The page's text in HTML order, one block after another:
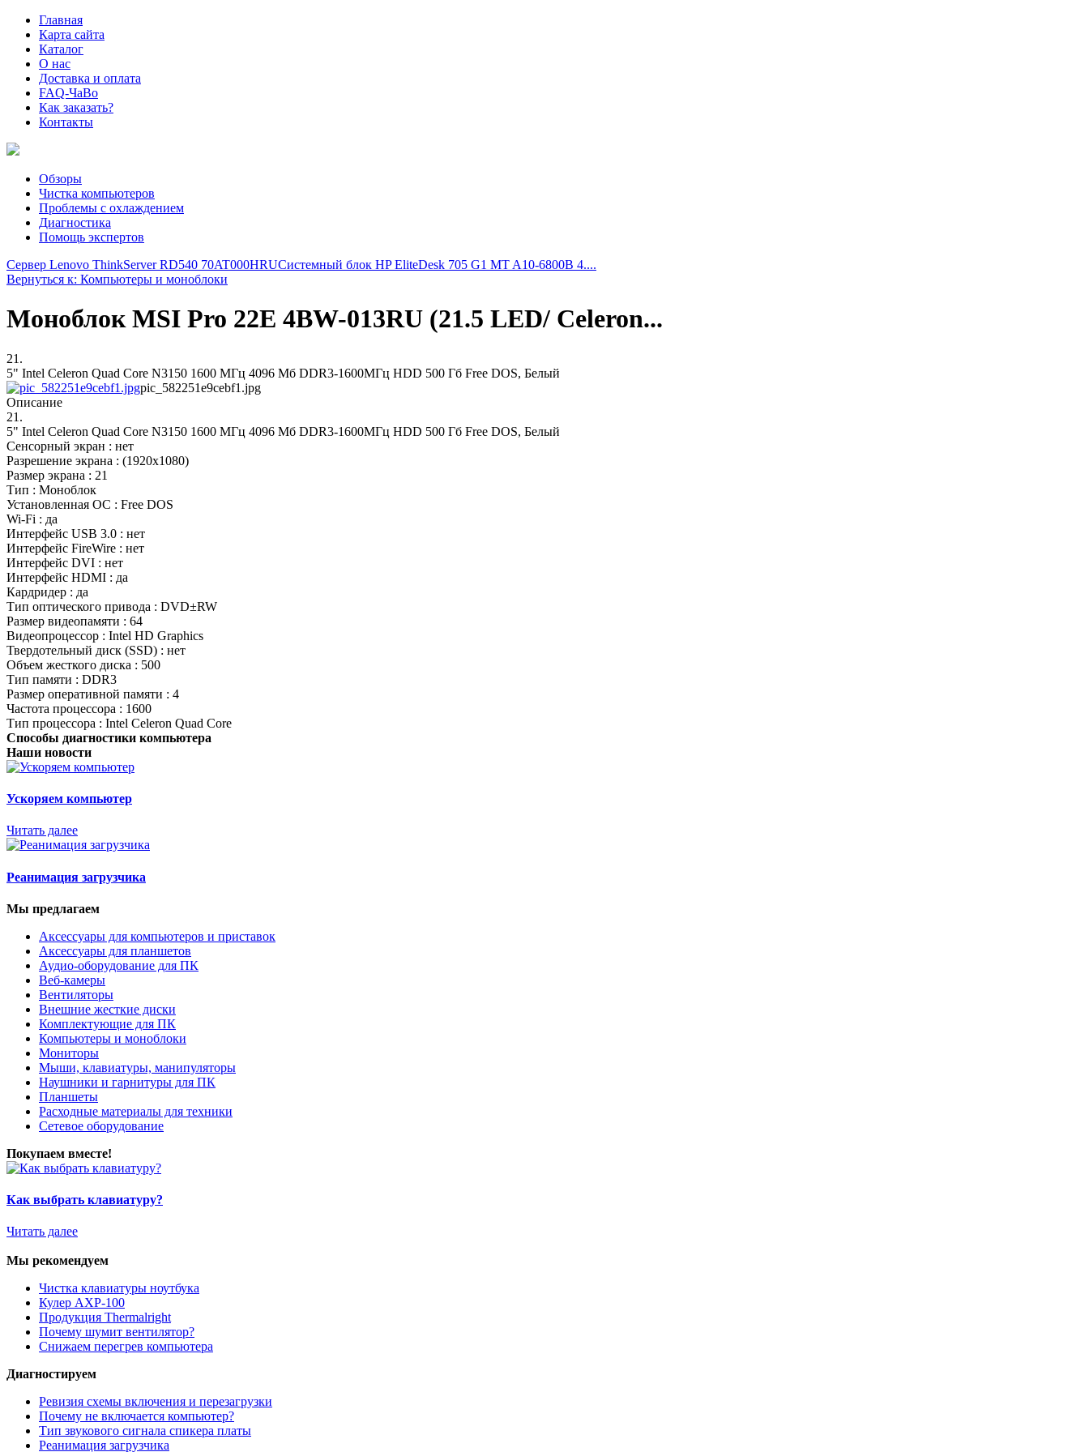
Главная
Карта сайта
Каталог
О нас
Доставка и оплата
FAQ-ЧаВо
Как заказать?
Контакты
Обзоры
Чистка компьютеров
Проблемы с охлаждением
Диагностика
Помощь экспертов
Сервер Lenovo ThinkServer RD540 70AT000HRUСистемный блок HP EliteDesk 705 G1 MT A10-6800B 4....
Вернуться к: Компьютеры и моноблоки
Моноблок MSI Pro 22E 4BW-013RU (21.5 LED/ Celeron...
21.
5" Intel Celeron Quad Core N3150 1600 МГц 4096 Мб DDR3-1600МГц HDD 500 Гб Free DOS, Белый
pic_582251e9cebf1.jpg
Описание
21.
5" Intel Celeron Quad Core N3150 1600 МГц 4096 Мб DDR3-1600МГц HDD 500 Гб Free DOS, Белый
Сенсорный экран : нет
Разрешение экрана : (1920x1080)
Размер экрана : 21
Тип : Моноблок
Установленная ОС : Free DOS
Wi-Fi : да
Интерфейс USB 3.0 : нет
Интерфейс FireWire : нет
Интерфейс DVI : нет
Интерфейс HDMI : да
Кардридер : да
Тип оптического привода : DVD±RW
Размер видеопамяти : 64
Видеопроцессор : Intel HD Graphics
Твердотельный диск (SSD) : нет
Объем жесткого диска : 500
Тип памяти : DDR3
Размер оперативной памяти : 4
Частота процессора : 1600
Тип процессора : Intel Celeron Quad Core
Способы диагностики компьютера
Наши новости
Ускоряем компьютер
Читать далее
Реанимация загрузчика
Мы предлагаем
Аксессуары для компьютеров и приставок
Аксессуары для планшетов
Аудио-оборудование для ПК
Веб-камеры
Вентиляторы
Внешние жесткие диски
Комплектующие для ПК
Компьютеры и моноблоки
Мониторы
Мыши, клавиатуры, манипуляторы
Наушники и гарнитуры для ПК
Планшеты
Расходные материалы для техники
Сетевое оборудование
Покупаем вместе!
Как выбрать клавиатуру?
Читать далее
Мы рекомендуем
Чистка клавиатуры ноутбука
Кулер AXP-100
Продукция Thermalright
Почему шумит вентилятор?
Снижаем перегрев компьютера
Диагностируем
Ревизия схемы включения и перезагрузки
Почему не включается компьютер?
Тип звукового сигнала спикера платы
Реанимация загрузчика